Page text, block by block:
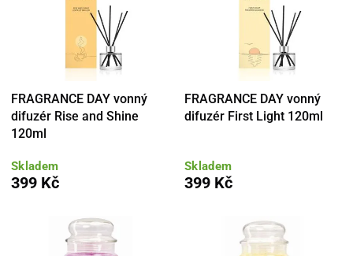
FRAGRANCE DAY vonný
difuzér Rise and Shine
120ml
Skladem
399 Kč
FRAGRANCE DAY vonný
difuzér First Light 120ml
Skladem
399 Kč